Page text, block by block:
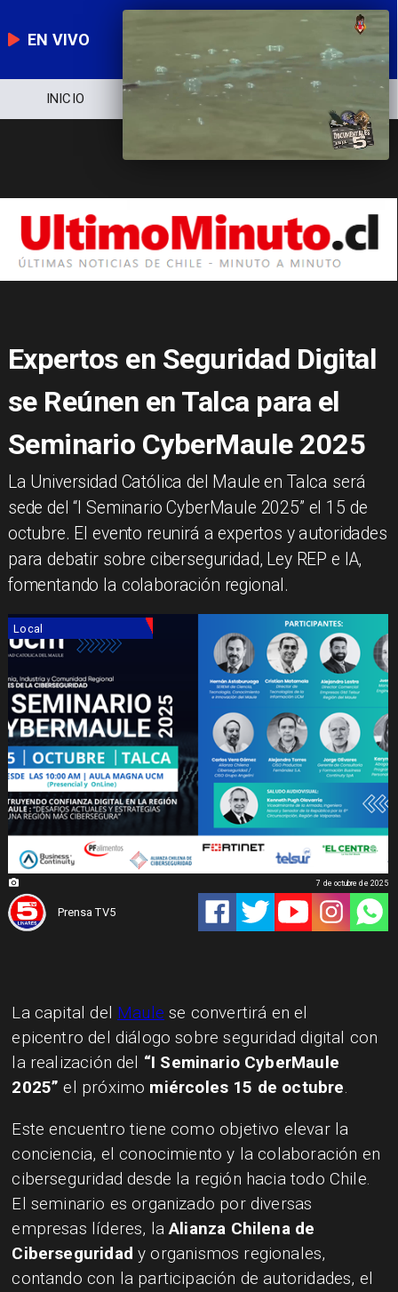
EN VIVO
NOTICIERO POLÍTICA
Expertos en Seguridad Digital
se Reúnen en Talca para el
Seminario CyberMaule 2025
La Universidad Católica del Maule en Talca será
sede del “I Seminario CyberMaule 2025” el 15 de
octubre. El evento reunirá a expertos y autoridades
para debatir sobre ciberseguridad, Ley REP e IA,
fomentando la colaboración regional.
Local
Prensa TV5
7 de octubre de 2025
La capital del Maule se convertirá en el
epicentro del diálogo sobre seguridad digital con
la realización del “I Seminario CyberMaule
2025” el próximo miércoles 15 de octubre.
Este encuentro tiene como objetivo elevar la
conciencia, el conocimiento y la colaboración en
ciberseguridad desde la región hacia todo Chile.
El seminario es organizado por diversas
empresas líderes, laAlianza Chilena de
Ciberseguridad y organismos regionales,
contando con la participación de autoridades, el